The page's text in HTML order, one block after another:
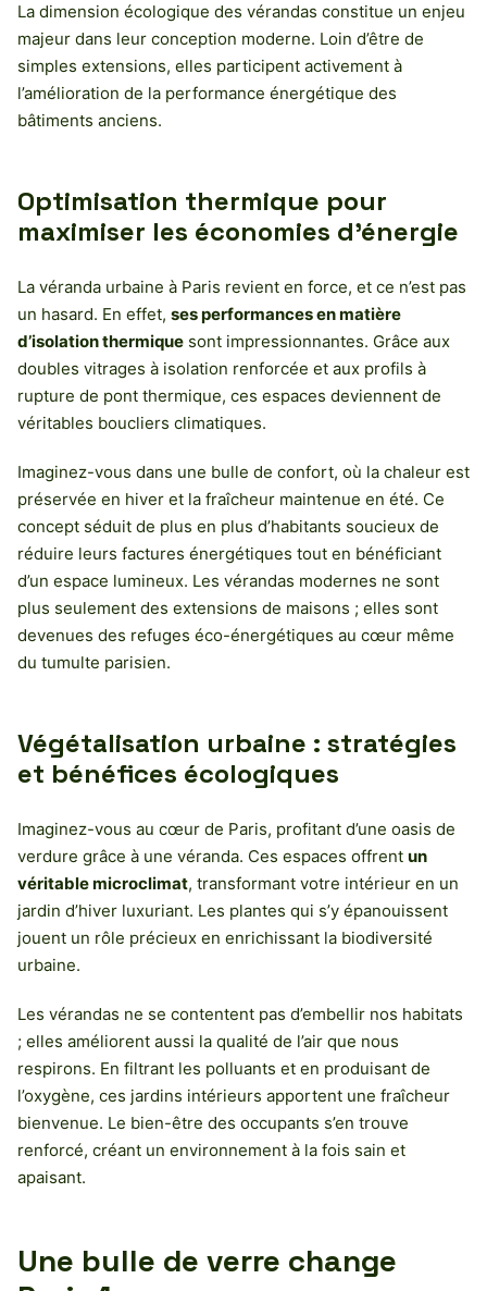
La dimension écologique des vérandas constitue un enjeu
majeur dans leur conception moderne. Loin d’être de
simples extensions, elles participent activement à
l’amélioration de la performance énergétique des
bâtiments anciens.
Optimisation thermique pour
maximiser les économies d’énergie
La véranda urbaine à Paris revient en force, et ce n’est pas
un hasard. En effet, ses performances en matière
d’isolation thermique sont impressionnantes. Grâce aux
doubles vitrages à isolation renforcée et aux profils à
rupture de pont thermique, ces espaces deviennent de
véritables boucliers climatiques.
Imaginez-vous dans une bulle de confort, où la chaleur est
préservée en hiver et la fraîcheur maintenue en été. Ce
concept séduit de plus en plus d’habitants soucieux de
réduire leurs factures énergétiques tout en bénéficiant
d’un espace lumineux. Les vérandas modernes ne sont
plus seulement des extensions de maisons ; elles sont
devenues des refuges éco-énergétiques au cœur même
du tumulte parisien.
Végétalisation urbaine : stratégies
et bénéfices écologiques
Imaginez-vous au cœur de Paris, profitant d’une oasis de
verdure grâce à une véranda. Ces espaces offrent un
véritable microclimat, transformant votre intérieur en un
jardin d’hiver luxuriant. Les plantes qui s’y épanouissent
jouent un rôle précieux en enrichissant la biodiversité
urbaine.
Les vérandas ne se contentent pas d’embellir nos habitats
; elles améliorent aussi la qualité de l’air que nous
respirons. En filtrant les polluants et en produisant de
l’oxygène, ces jardins intérieurs apportent une fraîcheur
bienvenue. Le bien-être des occupants s’en trouve
renforcé, créant un environnement à la fois sain et
apaisant.
Une bulle de verre change